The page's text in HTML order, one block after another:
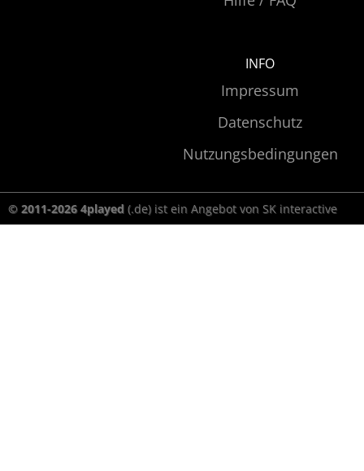
INFO
Impressum
Datenschutz
Nutzungsbedingungen
© 2011-2026 4played (.de) ist ein Angebot von SK interactive